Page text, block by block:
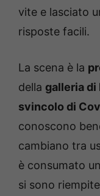
vite e lasciato
risposte facili.
La scena è la
della galleria di
svincolo di
conoscono
cambiano tra
è consumato un
si sono